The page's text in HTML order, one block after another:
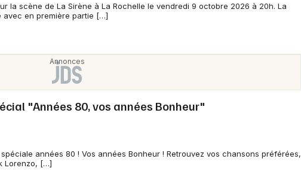
la scène de La Sirène à La Rochelle le vendredi 9 octobre 2026 à 20h. La
avec en première partie […]
"Années 80, vos années Bonheur"
années 80 ! Vos années Bonheur ! Retrouvez vos chansons préférées,
Lorenzo, […]